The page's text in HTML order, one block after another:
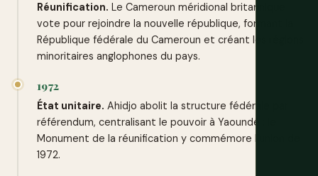
Réunification. Le Cameroun méridional britannique
vote pour rejoindre la nouvelle république, formant la
République fédérale du Cameroun et créant les régions
minoritaires anglophones du pays.
1972
État unitaire. Ahidjo abolit la structure fédérale par
référendum, centralisant le pouvoir à Yaoundé ; le
Monument de la réunification y commémore l'union de
1972.